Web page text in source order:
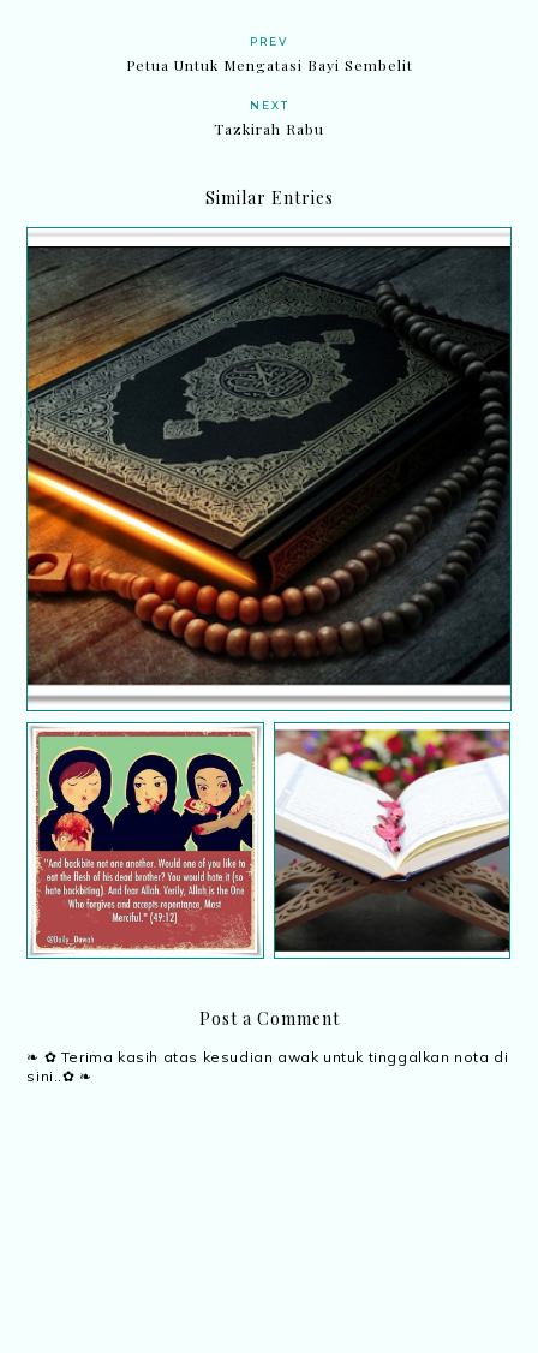
PREV
Petua Untuk Mengatasi Bayi Sembelit
NEXT
Tazkirah Rabu
Similar Entries
Tidak Prihatin Halal dan Haram
Tip elak mengumpat
Jangan lipat hujung
muka surat Al-Quran
Post a Comment
❧ ✿ Terima kasih atas kesudian awak untuk tinggalkan nota di
sini..✿ ❧